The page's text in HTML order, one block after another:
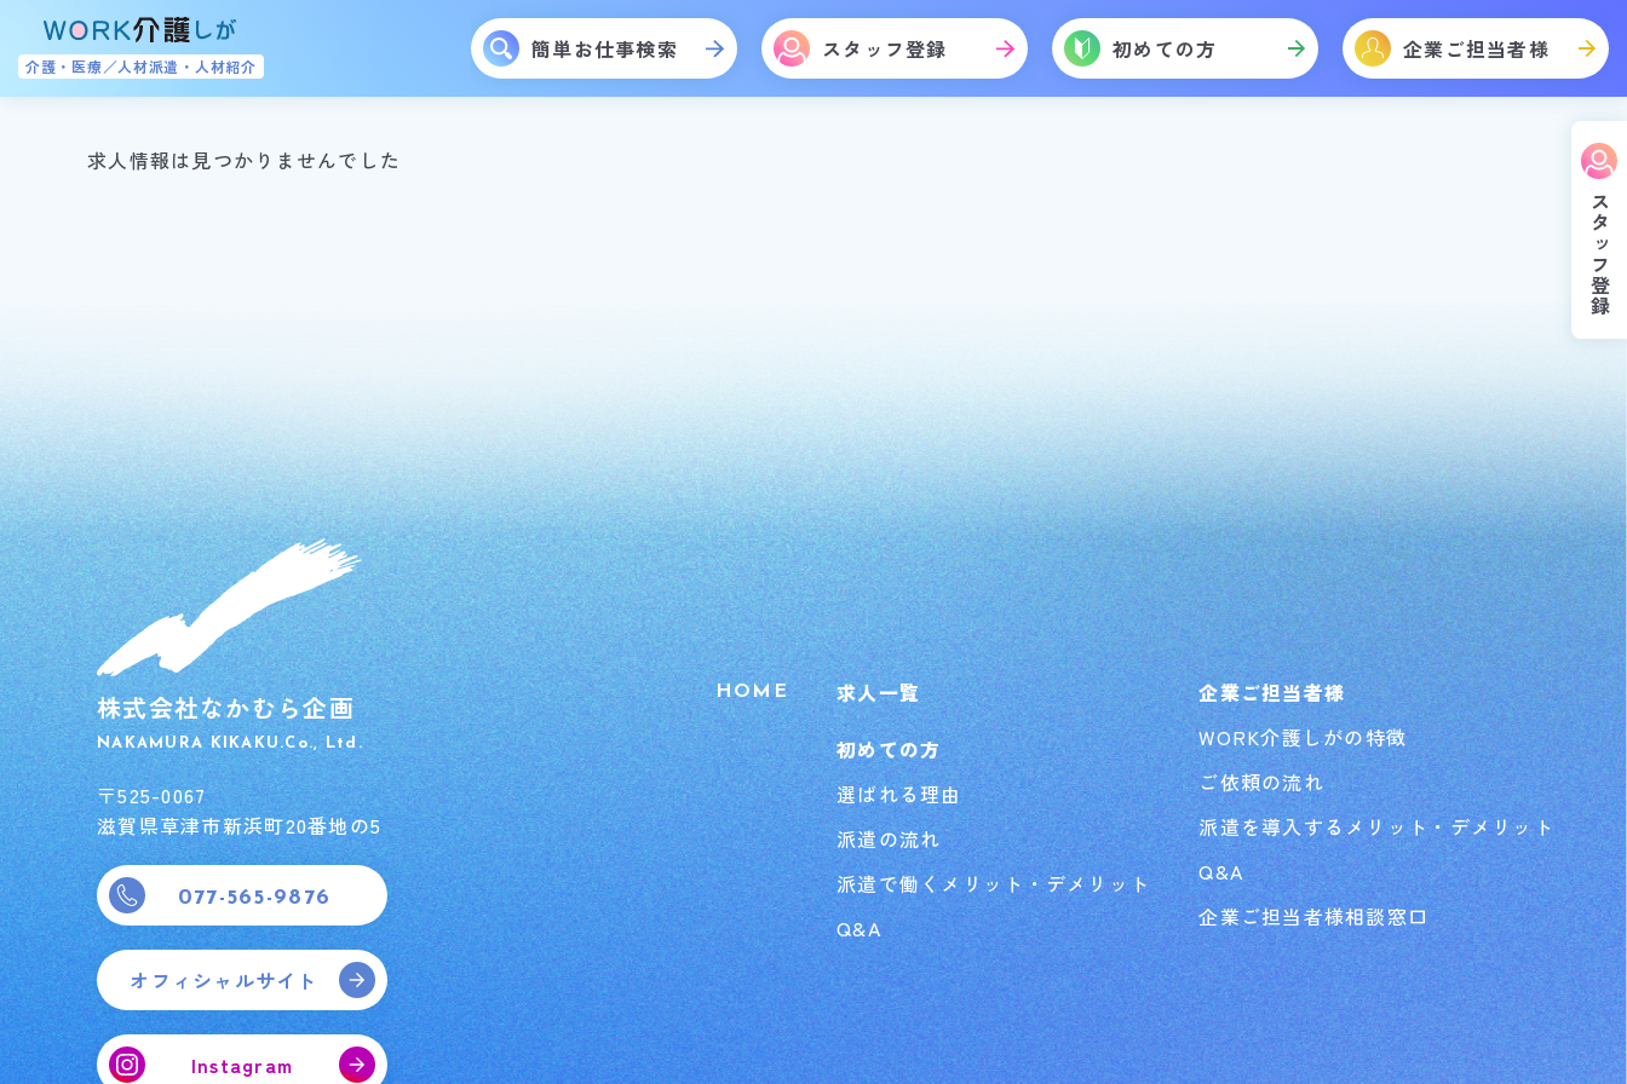
介護・医療／人材派遣・人材紹介
簡単お仕事検索 スタッフ登録 初めての方 企業ご担当者様
スタッフ登録
求人情報は見つかりませんでした
株式会社なかむら企画
NAKAMURA KIKAKU.Co., Ltd.
〒525-0067
滋賀県草津市新浜町20番地の5
077-565-9876
オフィシャルサイト
Instagram
HOME
求人一覧
初めての方
選ばれる理由
派遣の流れ
派遣で働くメリット・デメリット
Q&A
企業ご担当者様
WORK介護しがの特徴
ご依頼の流れ
派遣を導入するメリット・デメリット
Q&A
企業ご担当者様相談窓口